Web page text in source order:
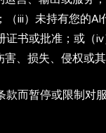
（iii）未持有您的
证书或批准；或（
、损失、侵权或其
款而暂停或限制对